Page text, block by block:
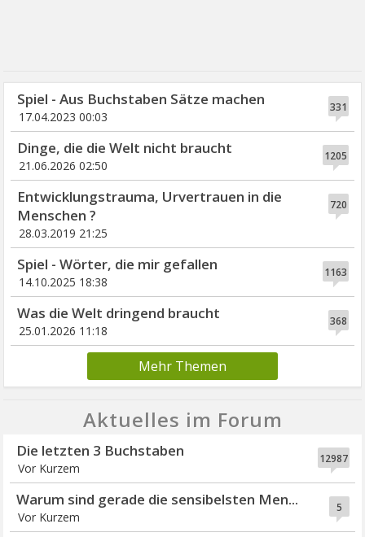
331
Spiel - Aus Buchstaben Sätze machen
17.04.2023 00:03
1205
Dinge, die die Welt nicht braucht
21.06.2026 02:50
720
Entwicklungstrauma, Urvertrauen in die
Menschen ?
28.03.2019 21:25
1163
Spiel - Wörter, die mir gefallen
14.10.2025 18:38
368
Was die Welt dringend braucht
25.01.2026 11:18
Mehr Themen
Aktuelles im Forum
12987
Die letzten 3 Buchstaben
Vor Kurzem
5
Warum sind gerade die sensibelsten Men...
Vor Kurzem